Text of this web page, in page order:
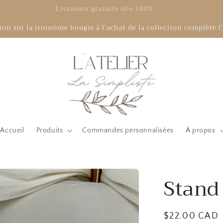
Livraison gratuite dès 100$
sur la troisième bougie à l'achat de la collection complète
Accueil Produits Commandes personnalisées À propos
Prix
$22.00 CAD